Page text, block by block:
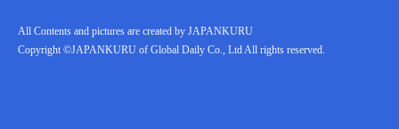
All Contents and pictures are created by JAPANKURU
Copyright ©JAPANKURU of Global Daily Co., Ltd All rights reserved.